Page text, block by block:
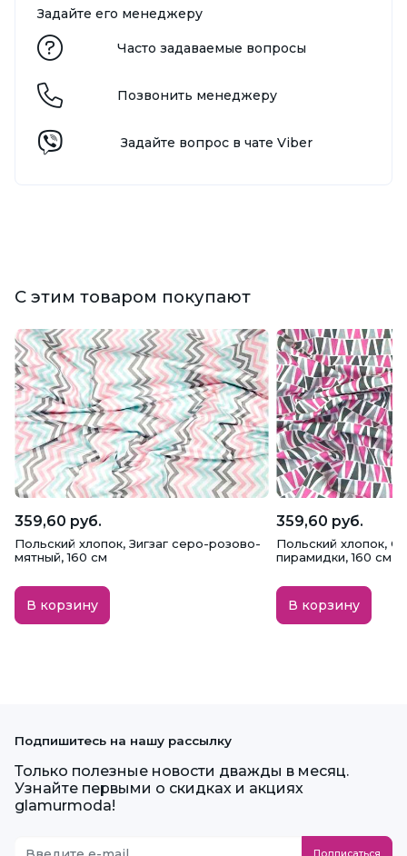
Задайте его менеджеру
Часто задаваемые вопросы
Позвонить менеджеру
Задайте вопрос в чате Viber
С этим товаром покупают
359,60 руб.
Польский хлопок, Зигзаг серо-розово-
мятный, 160 см
В корзину
359,60 руб.
Польский хлопок,
пирамидки, 160 см
В корзину
Подпишитесь на нашу рассылку
Только полезные новости дважды в месяц.
Узнайте первыми о скидках и акциях
glamurmoda!